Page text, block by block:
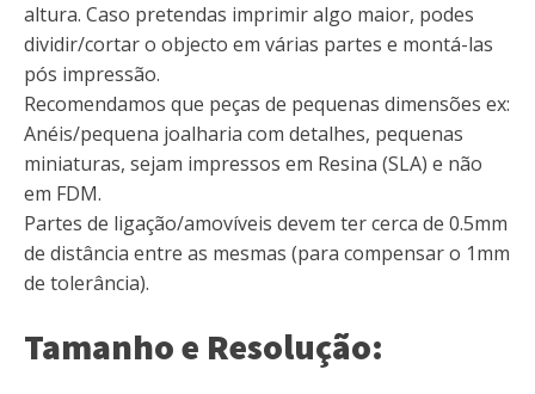
altura. Caso pretendas imprimir algo maior, podes
dividir/cortar o objecto em várias partes e montá-las
pós impressão.
Recomendamos que peças de pequenas dimensões ex:
Anéis/pequena joalharia com detalhes, pequenas
miniaturas, sejam impressos em Resina (SLA) e não
em FDM.
Partes de ligação/amovíveis devem ter cerca de 0.5mm
de distância entre as mesmas (para compensar o 1mm
de tolerância).
Tamanho e Resolução: